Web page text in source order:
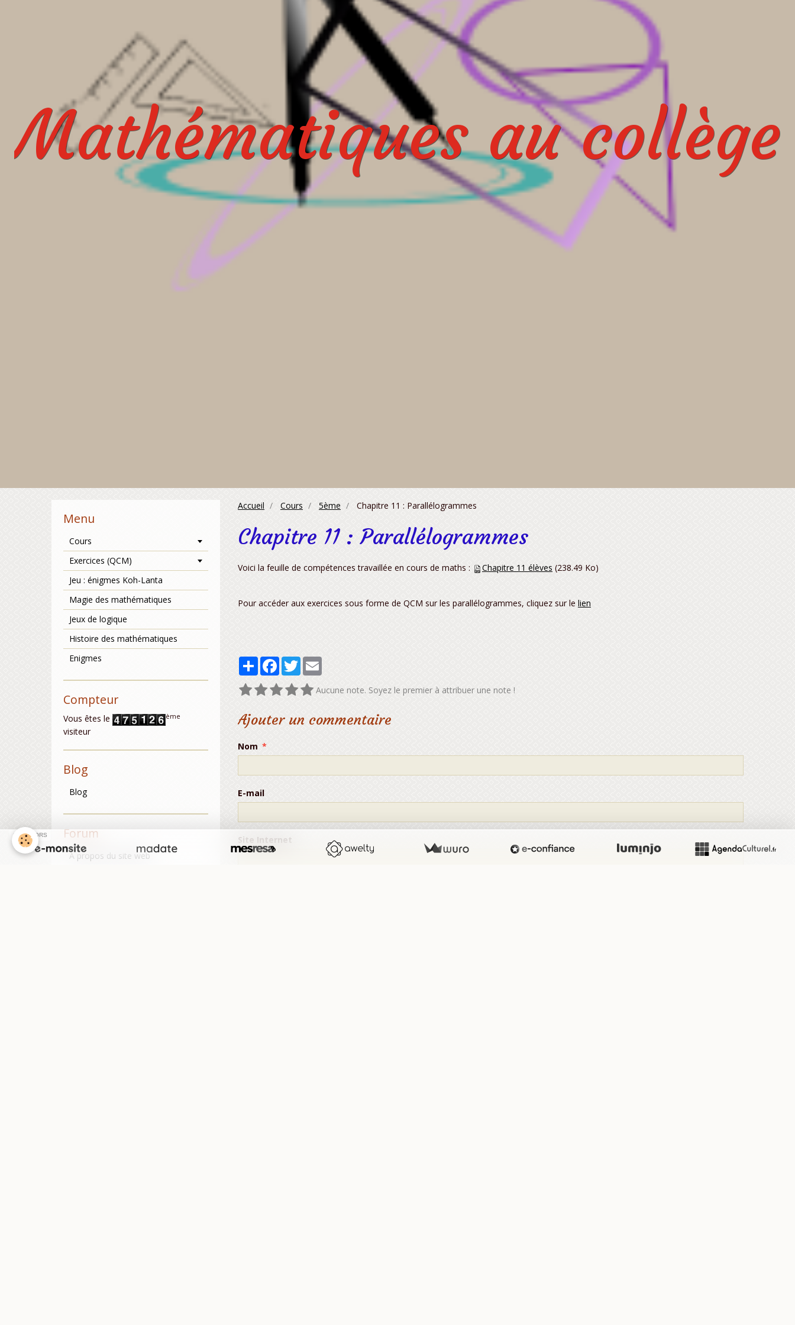
Mathématiques au collège
Accueil Cours 5ème Chapitre 11 : Parallélogrammes
Chapitre 11 : Parallélogrammes
Voici la feuille de compétences travaillée en cours de maths : Chapitre 11 élèves(238.49 Ko)
Pour accéder aux exercices sous forme de QCM sur les parallélogrammes, cliquez sur lelien
PartagerFacebook
TwitterEmail
Aucune note. Soyez le premier à attribuer une note !
Ajouter un commentaire
Nom
E-mail
Site Internet
Menu
Cours
Exercices (QCM)
Jeu : énigmes Koh-Lanta
Magie des mathématiques
Jeux de logique
Histoire des mathématiques
Enigmes
Compteur
Vous êtes le ème
visiteur
Blog
Blog
Forum
A propos du site web
SPONSORS